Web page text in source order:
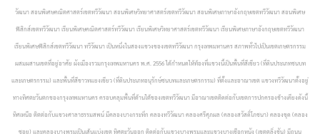
วัฒนา สอนพิเศษคณิตศาสตร์เขตทวีวัฒนา สอนพิเศษวิทยาศาสตร์เขตทวีวัฒนา สอนพิเศษภาษาอังกฤษเขตทวีวัฒนา สอนพิเศษ
ฟิสิกส์เขตทวีวัฒนา เรียนพิเศษคณิตศาสตร์ทวีวัฒนา เรียนพิเศษวิทยาศาสตร์เขตทวีวัฒนา เรียนพิเศษภาษาอังกฤษเขตทวีวัฒนา
เรียนพิเศษฟิสิกส์เขตทวีวัฒนาทวีวัฒนา เป็นหนึ่งในสองแขวงของเขตทวีวัฒนา กรุงเทพมหานคร สภาพทั่วไปเป็นเขตเกษตรกรรม
ผสมผสานเขตที่อยู่อาศัย ผังเมืองรวมกรุงเทพมหานคร พ.ศ. 2556 ได้กำหนดให้ท้องที่แขวงนี้เป็นพื้นที่สีเขียว (ที่ดินประเภทชนบท
และเกษตรกรรม) และพื้นที่สีขาวทแยงเขียว (ที่ดินประเภทอนุรักษ์ชนบทและเกษตรกรรม) ที่ตั้งและอาณาเขต แขวงทวีวัฒนาตั้งอยู่
ทางทิศตะวันตกของกรุงเทพมหานคร ครอบคลุมพื้นที่ด้านใต้ของเขตทวีวัฒนา มีอาณาเขตติดต่อกับเขตการปกครองข้างเคียงดังนี้
ทิศเหนือ ติตต่อกับแขวงศาลาธรรมสพน์ มีคลองบางกระทึก คลองทวีวัฒนา คลองศรีศุภผล (คลองสวัสดิ์โภชนา) คลองขุด (คลอง
ซอย) และคลองบางพรมเป็นเส้นแบ่งเขต ทิศตะวันออก ติดต่อกับแขวงบางพรมและแขวงบางเชือกหนัง (เขตตลิ่งชัน) มีถนน